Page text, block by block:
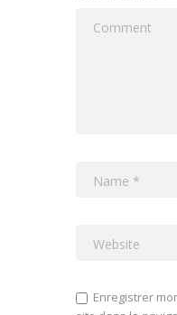
Enregistrer